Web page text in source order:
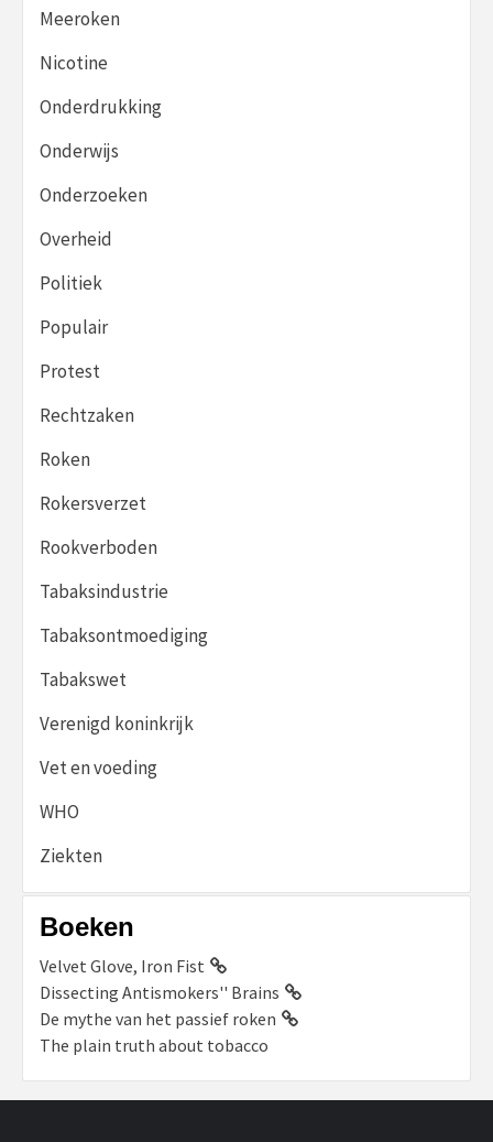
Meeroken
Nicotine
Onderdrukking
Onderwijs
Onderzoeken
Overheid
Politiek
Populair
Protest
Rechtzaken
Roken
Rokersverzet
Rookverboden
Tabaksindustrie
Tabaksontmoediging
Tabakswet
Verenigd koninkrijk
Vet en voeding
WHO
Ziekten
Boeken
Velvet Glove, Iron Fist
Dissecting Antismokers'' Brains
De mythe van het passief roken
The plain truth about tobacco